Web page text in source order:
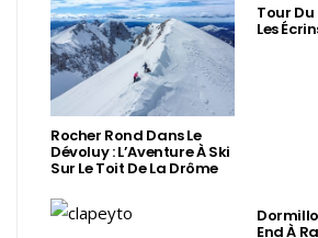
Rocher Rond Dans Le
Dévoluy : L’Aventure À Ski
Sur Le Toit De La Drôme
Tour Du
Les
End À